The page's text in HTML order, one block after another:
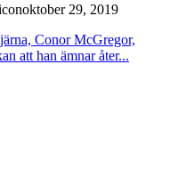
oktober 29, 2019
Conor McGregor,
att han ämnar åter...